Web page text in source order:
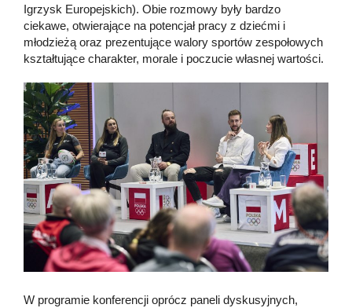
Igrzysk Europejskich). Obie rozmowy były bardzo
ciekawe, otwierające na potencjał pracy z dziećmi i
młodzieżą oraz prezentujące walory sportów zespołowych
kształtujące charakter, morale i poczucie własnej wartości.
W programie konferencji oprócz paneli dyskusyjnych,